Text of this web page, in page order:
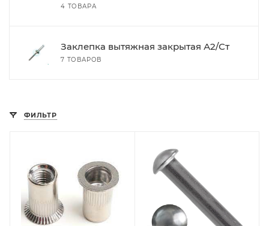
4 ТОВАРА
Заклепка вытяжная закрытая А2/Ст
7 ТОВАРОВ
ФИЛЬТР